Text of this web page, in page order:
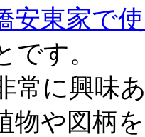
安東家で
です。
常に興味
物や図柄